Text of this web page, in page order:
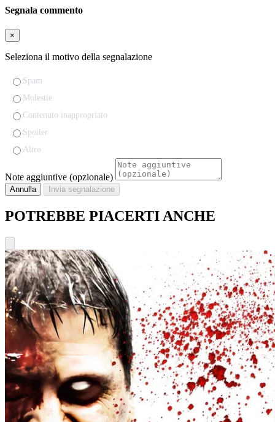
Segnala commento
×
Seleziona il motivo della segnalazione
Spam
Molestie
Contenuto inappropriato
Spoiler
Altro
Note aggiuntive (opzionale)
Annulla Invia segnalazione
POTREBBE PIACERTI ANCHE